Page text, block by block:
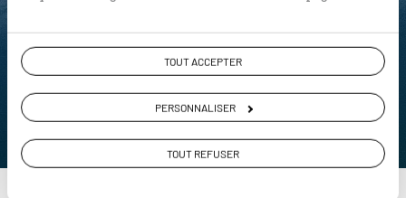
TOUT ACCEPTER
PERSONNALISER
TOUT REFUSER
DEMANDER UN DEVIS
ou
Construisez votre voyage avec un spécialiste Croatie
01 86 95 65 60